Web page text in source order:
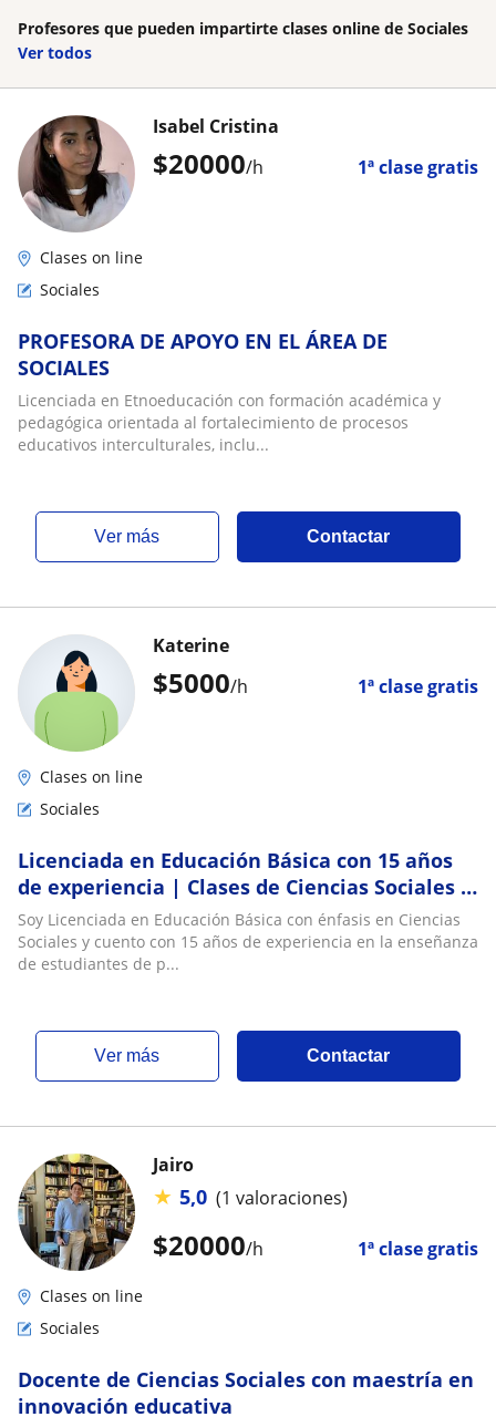
Profesores que pueden impartirte clases online de Sociales
Ver todos
$20000/h 1ª clase gratis
Isabel Cristina
Clases on line
Sociales
PROFESORA DE APOYO EN EL ÁREA DE
SOCIALES
Licenciada en Etnoeducación con formación académica y
pedagógica orientada al fortalecimiento de procesos
educativos interculturales, inclu...
ver más Contactar
$5000/h 1ª clase gratis
Katerine
Clases on line
Sociales
Licenciada en Educación Básica con 15 años
de experiencia | Clases de Ciencias Sociales y
apoyo escolar
Soy Licenciada en Educación Básica con énfasis en Ciencias
Sociales y cuento con 15 años de experiencia en la enseñanza
de estudiantes de p...
ver más Contactar
$20000/h 1ª clase gratis
Jairo
★ 5,0 (1 valoraciones)
Clases on line
Sociales
Docente de Ciencias Sociales con maestría en
innovación educativa